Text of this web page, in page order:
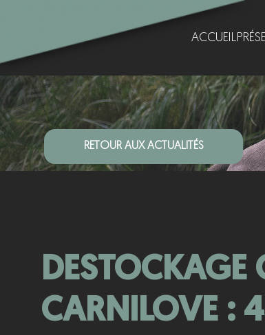
ACCUEIL
RETOUR AUX ACTUALITÉS
DESTOCKAGE
CARNILOVE :